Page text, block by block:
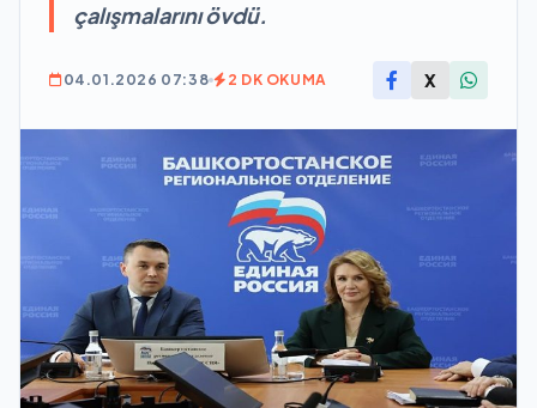
çalışmalarını övdü.
04.01.2026 07:38 2 DK OKUMA X